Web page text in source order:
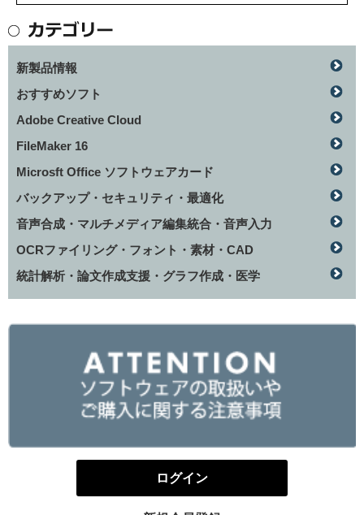
新製品情報
おすすめソフト
Adobe Creative Cloud
FileMaker 16
Microsft Office ソフトウェアカード
バックアップ・セキュリティ・最適化
音声合成・マルチメディア編集統合・音声入力
OCRファイリング・フォント・素材・CAD
統計解析・論文作成支援・グラフ作成・医学
ログイン